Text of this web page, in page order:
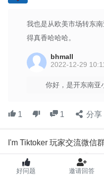
我也是从欧美市场转东
得真香哈哈哈。
bhmall
2022-12-29
你好，是开东南亚
1 1 分享
I'm Tiktoker 玩家交流微信
如何专业的玩
如何开心的玩
我们，
好问题 邀请回答